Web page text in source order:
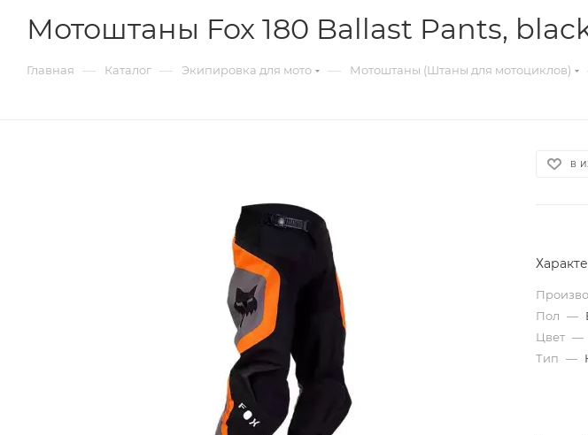
Мотоштаны Fox 180 Ballast Pants,
Главная — Каталог — Экипировка для мото — Мотоштаны (Штаны для мотоциклов)
В
Пол —
Цвет —
Тип —